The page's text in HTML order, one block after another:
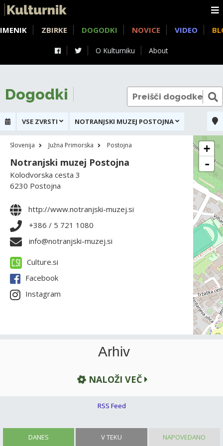
O Kulturniku About
IMENIK ZBIRKE DOGODKI NOVICE VIDEO
DANES V TEKU NAPOVEDANO
Dogodki
VSE ZVRSTI NOTRANJSKI MUZEJ POSTOJNA
Slovenija Južna Primorska Postojna
Notranjski muzej Postojna
Kolodvorska cesta 3
6230 Postojna
http://www.notranjski-muzej.si
+386 / 5 721 1080
info@notranjski-muzej.si
Culture.si
Facebook
Instagram
+
-
Arhiv
NALOŽI VEČ
RSS Feed